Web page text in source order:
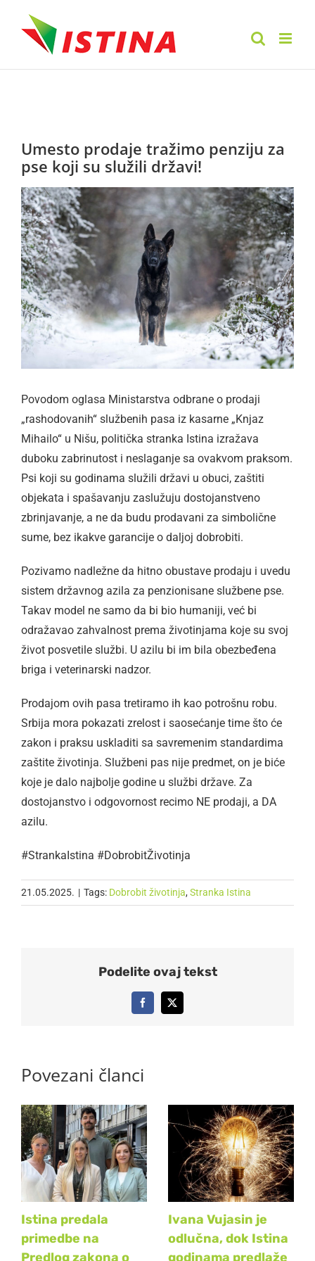
Umesto prodaje tražimo penziju za
pse koji su služili državi!
View
Larger
Image
Povodom oglasa Ministarstva odbrane o prodaji
„rashodovanih“ službenih pasa iz kasarne „Knjaz
Mihailo“ u Nišu, politička stranka Istina izražava
duboku zabrinutost i neslaganje sa ovakvom praksom.
Psi koji su godinama služili državi u obuci, zaštiti
objekata i spašavanju zaslužuju dostojanstveno
zbrinjavanje, a ne da budu prodavani za simbolične
sume, bez ikakve garancije o daljoj dobrobiti.
Pozivamo nadležne da hitno obustave prodaju i uvedu
sistem državnog azila za penzionisane službene pse.
Takav model ne samo da bi bio humaniji, već bi
odražavao zahvalnost prema životinjama koje su svoj
život posvetile službi. U azilu bi im bila obezbeđena
briga i veterinarski nadzor.
Prodajom ovih pasa tretiramo ih kao potrošnu robu.
Srbija mora pokazati zrelost i saosećanje time što će
zakon i praksu uskladiti sa savremenim standardima
zaštite životinja. Službeni pas nije predmet, on je biće
koje je dalo najbolje godine u službi države. Za
dostojanstvo i odgovornost recimo NE prodaji, a DA
azilu.
#StrankaIstina #DobrobitŽivotinja
21.05.2025. | Tags: Dobrobit životinja, Stranka Istina
Podelite ovaj tekst
Facebook
X
Povezani članci
Istina predala
primedbe na
Predlog zakona o
Ivana Vujasin je
odlučna, dok Istina
godinama predlaže